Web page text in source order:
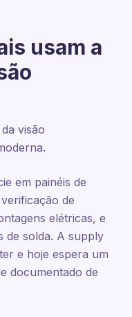
usam a
visão
em painéis de
de
elétricas, e
de solda. A supply
e hoje espera um
documentado de